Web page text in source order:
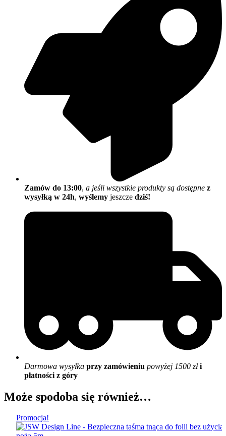
Zamów do 13:00, a jeśli wszystkie produkty są dostępne z
wysyłką w 24h, wyślemy jeszcze dziś!
Darmowa wysyłka przy zamówieniu powyżej 1500 złi
płatności z góry
Może spodoba się również…
Promocja!